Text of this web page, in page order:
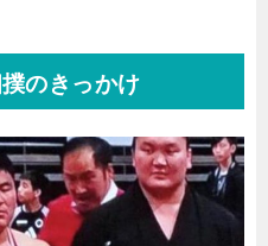
のきっかけ